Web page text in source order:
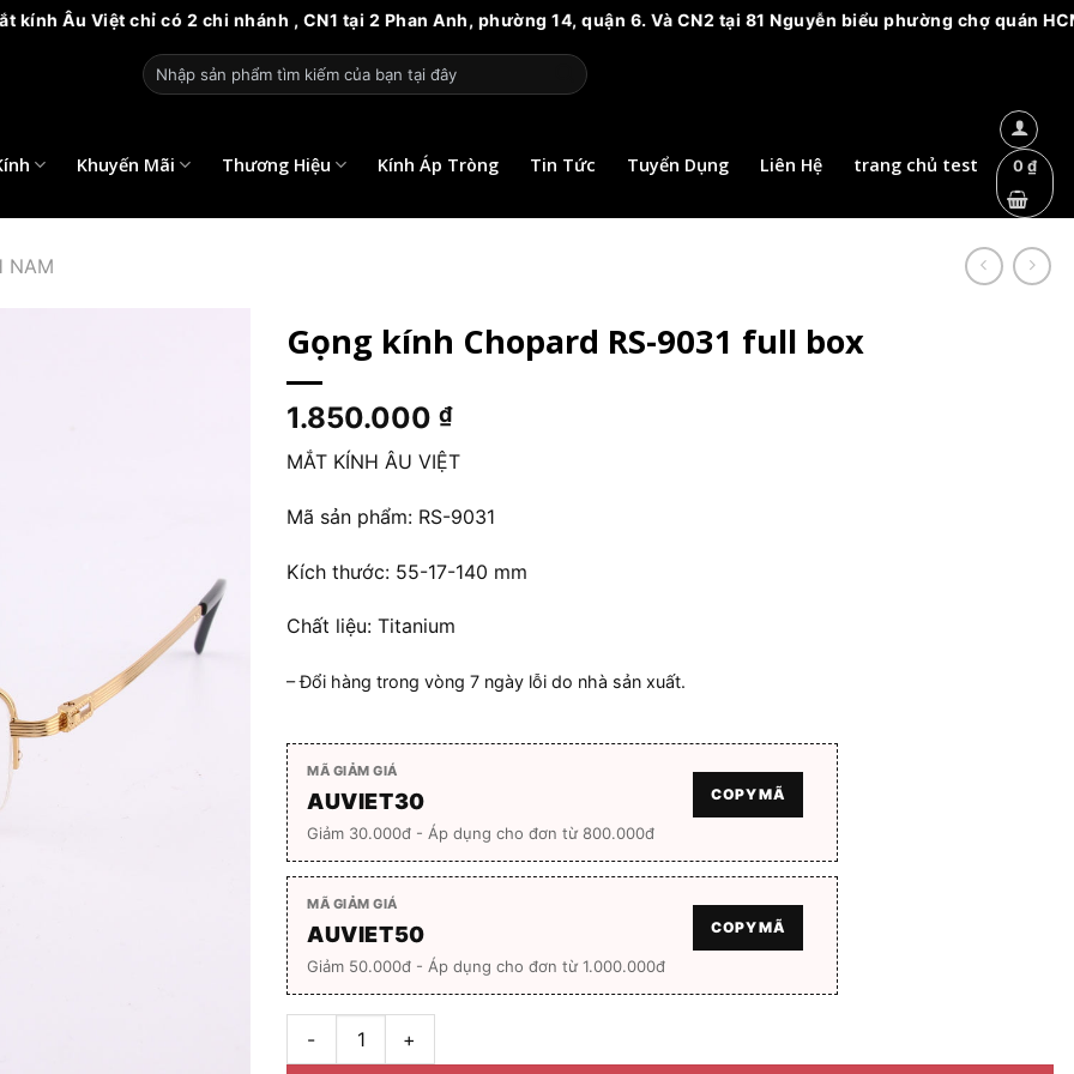
chỉ có 2 chi nhánh , CN1 tại 2 Phan Anh, phường 14, quận 6. Và CN2 tại 81 Nguyễn biểu phường chợ quán HCM. Vui
Tìm
kiếm:
Khuyến Mãi Thương Hiệu Kính Áp Tròng Tin Tức Tuyển Dụng Liên Hệ trang chủ test 0₫
NAM
Gọng kính Chopard RS-9031 full box
1.850.000 ₫
MẮT KÍNH ÂU VIỆT
Mã sản phẩm: RS-9031
Kích thước: 55-17-140 mm
Chất liệu: Titanium
– Đổi hàng trong vòng 7 ngày lỗi do nhà sản xuất.
MÃ GIẢM GIÁ
AUVIET30
Giảm 30.000đ - Áp dụng cho đơn từ 800.000đ
COPY MÃ
MÃ GIẢM GIÁ
AUVIET50
Giảm 50.000đ - Áp dụng cho đơn từ 1.000.000đ
COPY MÃ
Gọng kính Chopard RS-9031 full box số lượng